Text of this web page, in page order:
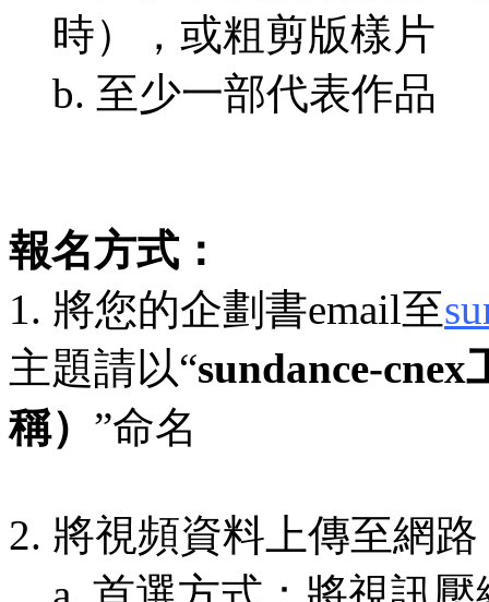
時），或粗剪版樣片
b. 至少一部代表作品
報名方式：
1. 將您的企劃書email至
主題請以“sundance-
稱） ”命名
2. 將視頻資料上傳至網路